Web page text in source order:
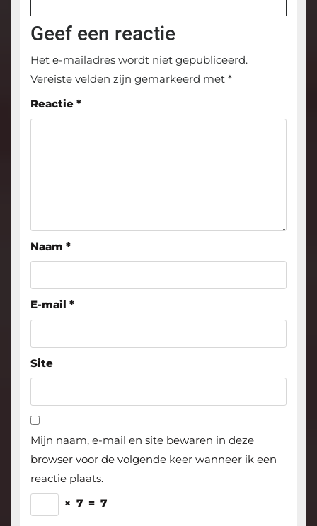
Geef een reactie
Het e-mailadres wordt niet gepubliceerd.
Vereiste velden zijn gemarkeerd met *
Reactie *
Naam *
E-mail *
Site
Mijn naam, e-mail en site bewaren in deze
browser voor de volgende keer wanneer ik een
reactie plaats.
× 7 = 7